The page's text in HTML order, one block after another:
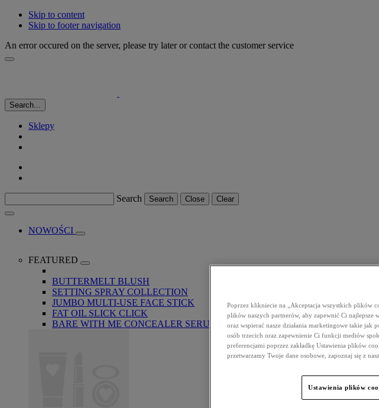
Skip to content
Skip to footer navigation
An error occured on the server, please try later or contact the customer service
Search...
Sklepy
Search Search Close Clear
NOWOŚCI
FEATURED
BUTTERMELT BLUSH
SETTING SPRAY COLLECTION
JUMBO MULTI-USE FACE STICK
FAT OIL SLICK CLICK
BARE WITH ME CONCEALER SERUM
Poprzez klikniecie na „Akceptacja wszystkich plików
plików naszych partnerów, aby zapewnić Ci najlepsze
oraz wspierać nasze działania marketingowe takie jak
osób trzecich oraz zapewnienie Ci funkcji mediów
preferencjami poprzez zakładkę Ustawienia plików
przetwarzamy Twoje dane osobowe, zapoznaj się z
Ustawienia plików